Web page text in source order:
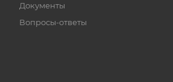
Документы
Вопросы-ответы